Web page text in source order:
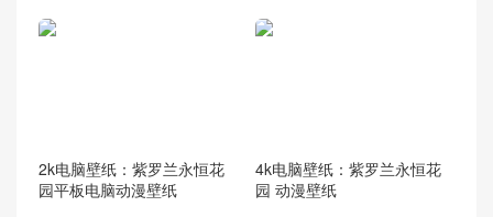
2k电脑壁纸：紫罗兰永恒花
园平板电脑动漫壁纸
4k电脑壁纸：紫罗兰永恒花
园 动漫壁纸